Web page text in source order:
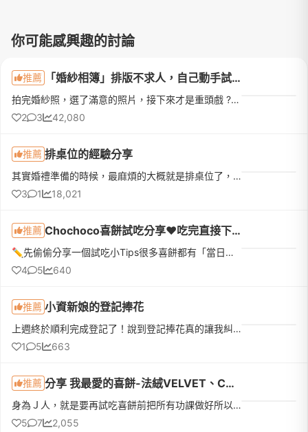
你可能感興趣的討論
推薦 「婚紗相簿」排版不求人，自己動手試試看（圖多）
拍完婚紗照，選了滿意的照片，接下來才是重頭戲 ?要注意修圖、排版（修圖我就略過了，畢竟每個新娘在意的點不一樣）婚紗相本款式百百種內頁我不喜歡 ❌ 太多花紋 ❌ 浮水印 ❌ 英文詞彙 ❌也許不豐富，也許太過於單調，不過我就是喜歡簡簡單單 ?十年後拿出來也不會覺得『天啊！這是那個年代的美感 ? 』回歸正傳，個人覺得每一家婚紗店，排版就像套公式一樣～ ?強迫症新娘 ? 堅持自己排排看我選擇相簿款式『方形
2
3 42,080
推薦 排桌位的經驗分享
其實婚禮準備的時候，最麻煩的大概就是排桌位了，因為有姊妹詢問我這些事情，大概整理一些會詢問的問題來做回答，順便分享我排桌位的一些小訣竅，不過這些方法不見得適用每個人身上，所以稱不上是教學，頂多算是經驗分享。---------------------------------------------------------------------【前置作業】Q1.我如何在婚禮前邀約別人來參加我的婚禮？
3
1 18,021
推薦 Chochoco喜餅試吃分享❤️吃完直接下訂❤️我的命定喜餅
✏️先偷偷分享一個試吃小Tips很多喜餅都有「當日下訂優惠」，如果本來就有好幾間想試，真的很建議全部排同一天，最期待的那間放最後！而且千萬不要剛吃飽就去～原本想說「不就吃幾塊餅乾嗎？」結果超飽😆因為還有不少...
4
5 640
推薦 小資新娘的登記捧花
上週終於順利完成登記了！說到登記捧花真的讓我糾結一陣子。一開始先生覺得去戶政事務所拍個照，找間花店買束鮮花就好。但我去問了幾間稍微有設計感的，報價都要兩三千塊。想到最近天氣這麼熱，鮮花拿在手上拍完大概...
1
5 663
推薦 分享 我最愛的喜餅-法絨VELVET、CANDY WEDDING、CHOCHOCO
身為Ｊ人，就是要再試吃喜餅前把所有功課做好所以，我直接鎖定我最喜歡的Top 3 - 法絨VELVET、CANDY WEDDING、CHOCHOCO這三家都是甜美又自帶仙氣的風格完完全全是我的菜💗首先，我公布我口袋名單最愛的第一家 | 法絨V...
5
7 2,055